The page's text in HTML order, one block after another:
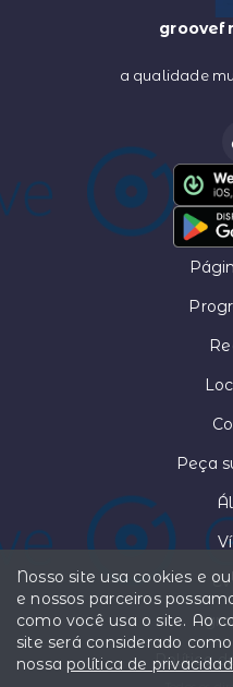
a qualidade
Peça
Política
Nosso site usa cookies e
e nossos parceiros
como você usa o site. Ao
site será considerado
nossa política de